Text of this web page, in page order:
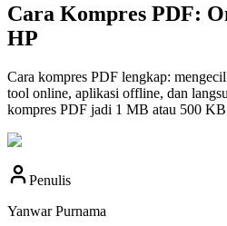
Cara Kompres PDF:
HP
Cara kompres PDF lengkap:
tool online, aplikasi offline, dan
kompres PDF jadi 1 MB atau 500
Penulis
Yanwar Purnama